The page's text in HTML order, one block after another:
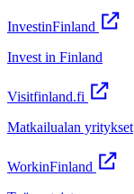
InvestinFinland
Invest in Finland
Visitfinland.fi
Matkailualan yritykset
WorkinFinland